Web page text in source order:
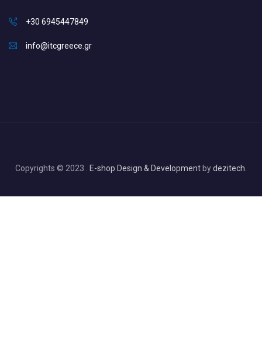
+30 6945447849
info@itcgreece.gr
Copyrights © 2023 . E-shop Design & Development bydezitech